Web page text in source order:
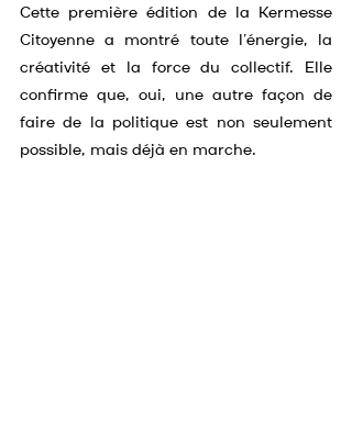
Cette première édition de la Kermesse
Citoyenne a montré toute l’énergie, la
créativité et la force du collectif. Elle
confirme que, oui, une autre façon de
faire de la politique est non seulement
possible, mais déjà en marche.